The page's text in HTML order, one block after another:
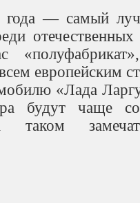
года — самый
европейским
«Лада
будут чаще
таком